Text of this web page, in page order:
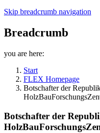
Skip breadcrumb navigation
Breadcrumb
you are here:
Start
FLEX Homepage
Botschafter der
Botschafter der